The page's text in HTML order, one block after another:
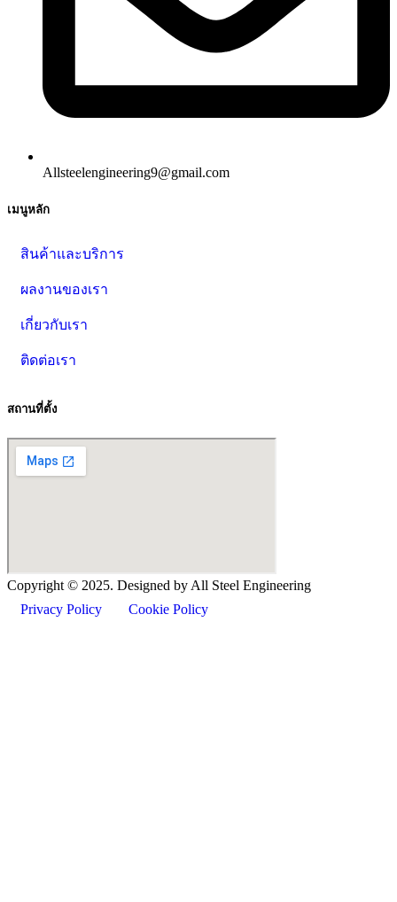
Allsteelengineering9@gmail.com
เมนูหลัก
สินค้าและบริการ
ผลงานของเรา
เกี่ยวกับเรา
ติดต่อเรา
สถานที่ตั้ง
Copyright © 2025. Designed by All Steel Engineering
Privacy Policy
Cookie Policy